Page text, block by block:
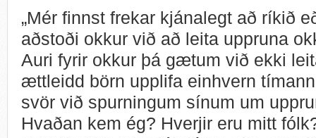
„Mér finnst frekar kjánalegt að ríkið
aðstoði okkur við að leita uppruna
Auri fyrir okkur þá gætum við ekki
ættleidd börn upplifa einhvern
svör við spurningum sínum um
Hvaðan kem ég? Hverjir eru mitt